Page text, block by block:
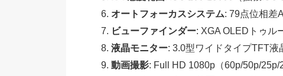
オートフォーカスシステム: 79点位相差
ビューファインダー: XGA OLEDトゥル
液晶モニター: 3.0型ワイドタイプTFT
動画撮影: Full HD 1080p（60p/50p/